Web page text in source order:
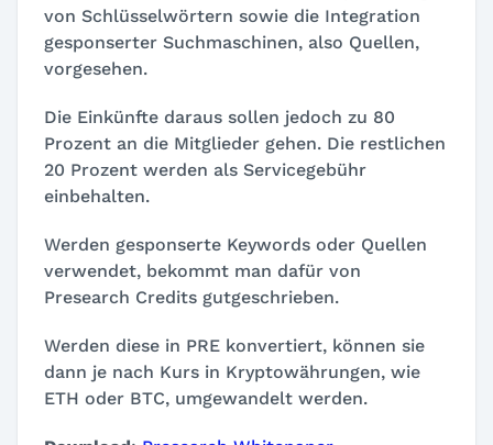
von Schlüsselwörtern sowie die Integration
gesponserter Suchmaschinen, also Quellen,
vorgesehen.
Die Einkünfte daraus sollen jedoch zu 80
Prozent an die Mitglieder gehen. Die restlichen
20 Prozent werden als Servicegebühr
einbehalten.
Werden gesponserte Keywords oder Quellen
verwendet, bekommt man dafür von
Presearch Credits gutgeschrieben.
Werden diese in PRE konvertiert, können sie
dann je nach Kurs in Kryptowährungen, wie
ETH oder BTC, umgewandelt werden.